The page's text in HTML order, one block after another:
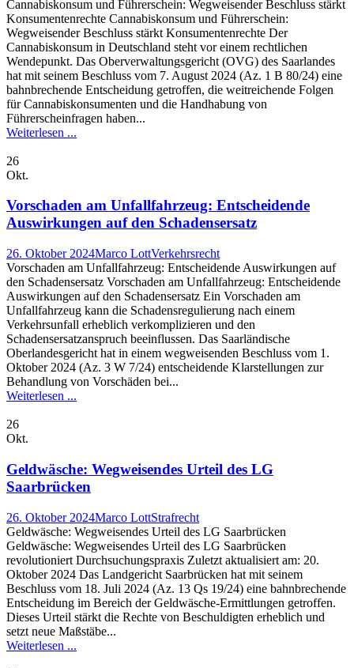
Cannabiskonsum und Führerschein: Wegweisender Beschluss stärkt
Konsumentenrechte Cannabiskonsum und Führerschein:
Wegweisender Beschluss stärkt Konsumentenrechte Der
Cannabiskonsum in Deutschland steht vor einem rechtlichen
Wendepunkt. Das Oberverwaltungsgericht (OVG) des Saarlandes
hat mit seinem Beschluss vom 7. August 2024 (Az. 1 B 80/24) eine
bahnbrechende Entscheidung getroffen, die weitreichende Folgen
für Cannabiskonsumenten und die Handhabung von
Führerscheinfragen haben...
Weiterlesen ...
26
Okt.
Vorschaden am Unfallfahrzeug: Entscheidende
Auswirkungen auf den Schadensersatz
26. Oktober 2024Marco LottVerkehrsrecht
Vorschaden am Unfallfahrzeug: Entscheidende Auswirkungen auf
den Schadensersatz Vorschaden am Unfallfahrzeug: Entscheidende
Auswirkungen auf den Schadensersatz Ein Vorschaden am
Unfallfahrzeug kann die Schadensregulierung nach einem
Verkehrsunfall erheblich verkomplizieren und den
Schadensersatzanspruch beeinflussen. Das Saarländische
Oberlandesgericht hat in einem wegweisenden Beschluss vom 1.
Oktober 2024 (Az. 3 W 7/24) entscheidende Klarstellungen zur
Behandlung von Vorschäden bei...
Weiterlesen ...
26
Okt.
Geldwäsche: Wegweisendes Urteil des LG
Saarbrücken
26. Oktober 2024Marco LottStrafrecht
Geldwäsche: Wegweisendes Urteil des LG Saarbrücken
Geldwäsche: Wegweisendes Urteil des LG Saarbrücken
revolutioniert Durchsuchungspraxis Zuletzt aktualisiert am: 20.
Oktober 2024 Das Landgericht Saarbrücken hat mit seinem
Beschluss vom 18. Juli 2024 (Az. 13 Qs 19/24) eine bahnbrechende
Entscheidung im Bereich der Geldwäsche-Ermittlungen getroffen.
Dieses Urteil stärkt die Rechte von Beschuldigten erheblich und
setzt neue Maßstäbe...
Weiterlesen ...